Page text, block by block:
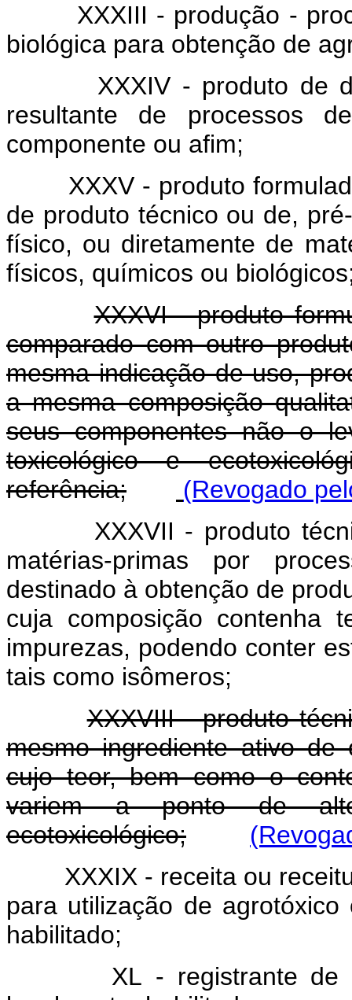
XXXIII - produção -
biológica para obtenção de
XXXIV - produto de
resultante de processos
componente ou afim;
XXXV - produto
de produto técnico ou de,
físico, ou diretamente de
físicos, químicos ou
XXXVI - produto
comparado com outro
mesma indicação de uso,
a mesma composição
seus componentes não o
toxicológico e
referência;
(Revogado
XXXVII - produto
matérias-primas por
destinado à obtenção de
cuja composição contenha
impurezas, podendo conter
tais como isômeros;
XXXVIII - produto
mesmo ingrediente ativo de
cujo teor, bem como o
variem a ponto de
ecotoxicológico;
XXXIX - receita ou
para utilização de
habilitado;
XL - registrante de